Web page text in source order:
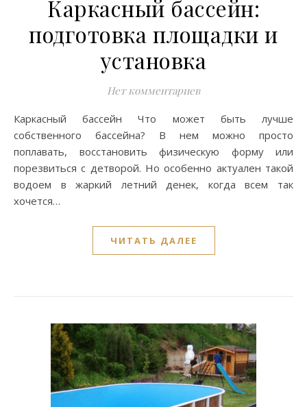
Каркасный бассейн:
подготовка площадки и
установка
Нет комментариев
Каркасный бассейн Что может быть лучше
собственного бассейна? В нем можно просто
поплавать, восстановить физическую форму или
порезвиться с детворой. Но особенно актуален такой
водоем в жаркий летний денек, когда всем так
хочется…
ЧИТАТЬ ДАЛЕЕ